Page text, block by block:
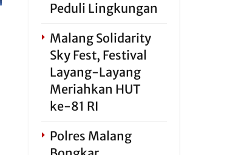
Peduli Lingkungan
Malang Solidarity
Sky Fest, Festival
Layang-Layang
Meriahkan HUT
ke-81 RI
Polres Malang